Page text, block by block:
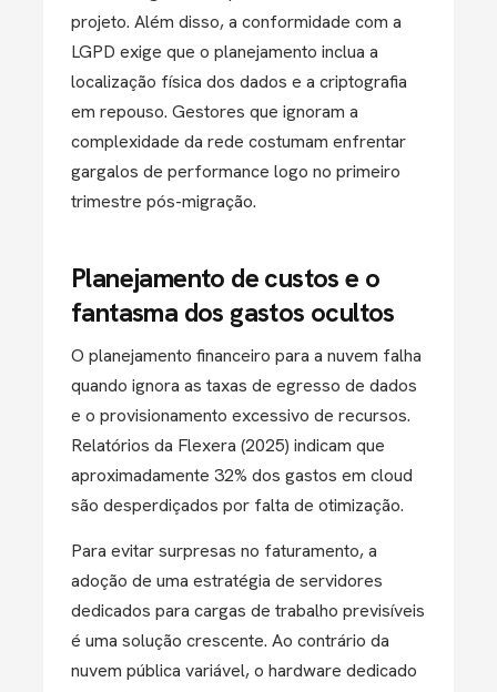
projeto. Além disso, a conformidade com a
LGPD exige que o planejamento inclua a
localização física dos dados e a criptografia
em repouso. Gestores que ignoram a
complexidade da rede costumam enfrentar
gargalos de performance logo no primeiro
trimestre pós-migração.
Planejamento de custos e o
fantasma dos gastos ocultos
O planejamento financeiro para a nuvem falha
quando ignora as taxas de egresso de dados
e o provisionamento excessivo de recursos.
Relatórios da Flexera (2025) indicam que
aproximadamente 32% dos gastos em cloud
são desperdiçados por falta de otimização.
Para evitar surpresas no faturamento, a
adoção de uma estratégia de servidores
dedicados para cargas de trabalho previsíveis
é uma solução crescente. Ao contrário da
nuvem pública variável, o hardware dedicado